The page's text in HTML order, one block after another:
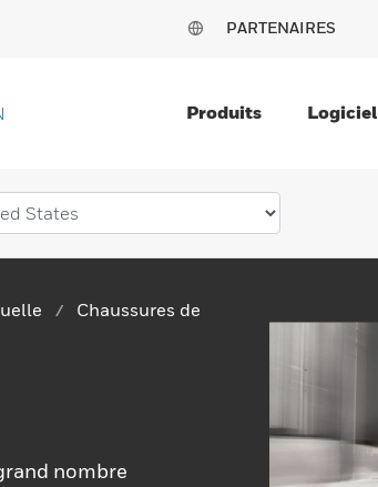
PARTENAIRES
Produits Logiciel
Chaussures de
nombre